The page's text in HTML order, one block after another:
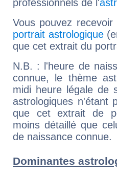
professionnels de l'
Vous pouvez
portrait astrologique
que cet extrait du
N.B. : l'heure de
connue, le thème
midi heure légale de
astrologiques n'étant
que cet extrait de
moins détaillé que
de naissance connue.
Dominantes